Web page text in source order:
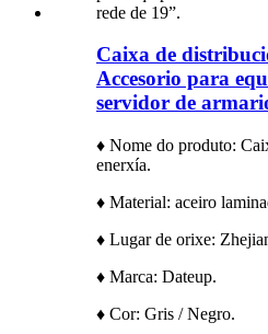
Caixa de
Accesorio para
servidor de
♦ Nome do produto:
enerxía.
♦ Material: aceiro
♦ Lugar de orixe:
♦ Marca: Dateup.
♦ Cor: Gris / Negro.